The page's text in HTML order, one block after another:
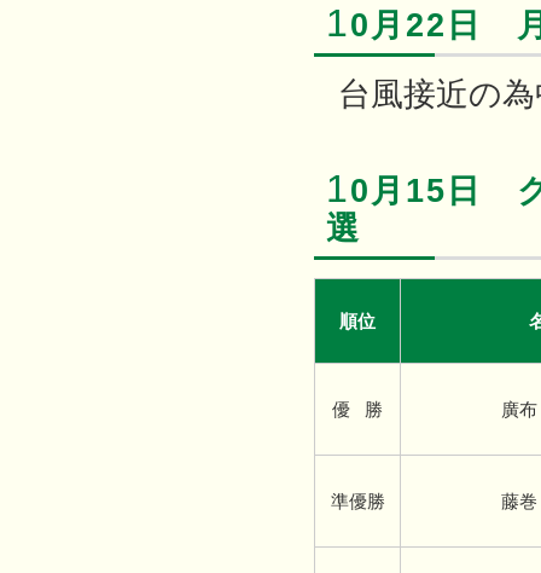
10月22日
台風接近の
10月15日
選
順位
優 勝 廣
準優勝 藤